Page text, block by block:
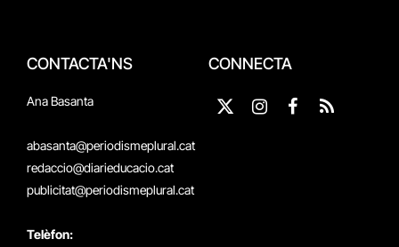
CONTACTA'NS
Ana Basanta
abasanta@periodismeplural.cat
redaccio@diarieducacio.cat
publicitat@periodismeplural.cat
Telèfon:
CONNECTA
X
Instagram
Facebook
RSS